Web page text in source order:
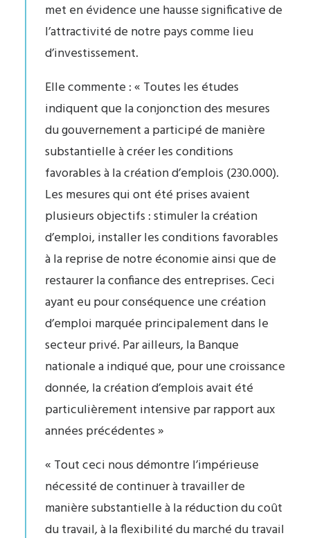
met en évidence une hausse significative de
l’attractivité de notre pays comme lieu
d’investissement.
Elle commente : « Toutes les études
indiquent que la conjonction des mesures
du gouvernement a participé de manière
substantielle à créer les conditions
favorables à la création d’emplois (230.000).
Les mesures qui ont été prises avaient
plusieurs objectifs : stimuler la création
d’emploi, installer les conditions favorables
à la reprise de notre économie ainsi que de
restaurer la confiance des entreprises. Ceci
ayant eu pour conséquence une création
d’emploi marquée principalement dans le
secteur privé. Par ailleurs, la Banque
nationale a indiqué que, pour une croissance
donnée, la création d’emplois avait été
particulièrement intensive par rapport aux
années précédentes »
« Tout ceci nous démontre l’impérieuse
nécessité de continuer à travailler de
manière substantielle à la réduction du coût
du travail, à la flexibilité du marché du travail